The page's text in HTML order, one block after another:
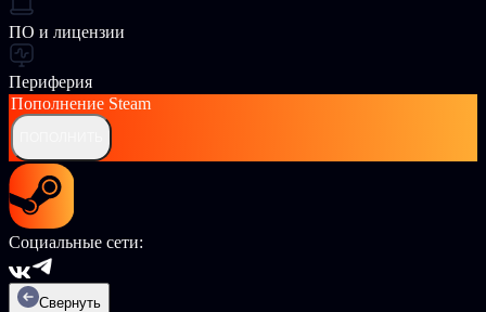
ПО и лицензии
Периферия
Пополнение Steam
Социальные сети:
Свернуть